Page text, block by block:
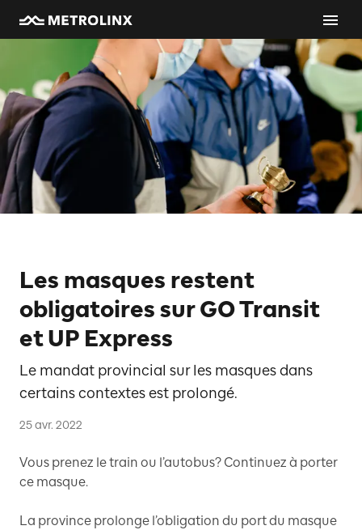
Les masques restent
obligatoires sur GO Transit
et UP Express
Le mandat provincial sur les masques dans
certains contextes est prolongé.
25 avr. 2022
Vous prenez le train ou l’autobus? Continuez à porter
ce masque.
La province prolonge l’obligation du port du masque